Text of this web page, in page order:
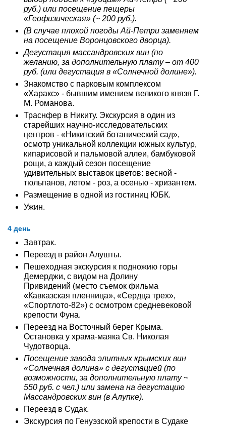
руб.) или посещение пещеры
«Геофизическая» (~ 200 руб.).
(В случае плохой погоды Ай-Петри заменяем
на посещение Воронцовского дворца).
Дегустация массандровских вин (по
желанию, за дополнительную плату – от 400
руб. (или дегустация в «Солнечной долине»).
Знакомство с парковым комплексом
«Харакс» - бывшим имением великого князя Г.
М. Романова.
Траснфер в Никиту. Экскурсия в один из
старейших научно-исследовательских
центров - «Никитский ботанический сад»,
осмотр уникальной коллекции южных культур,
кипарисовой и пальмовой аллеи, бамбуковой
рощи, а каждый сезон посещение
удивительных выставок цветов: весной -
тюльпанов, летом - роз, а осенью - хризантем.
Размещение в одной из гостиниц ЮБК.
Ужин.
4 день
Завтрак.
Переезд в район Алушты.
Пешеходная экскурсия к подножию горы
Демерджи, с видом на Долину
Привидений (место съемок фильма
«Кавказская пленница», «Сердца трех»,
«Спортлото-82») с осмотром средневековой
крепости Фуна.
Переезд на Восточный берег Крыма.
Остановка у храма-маяка Св. Николая
Чудотворца.
Посещение завода элитных крымских вин
«Солнечная долина» с дегустацией (по
возможности, за дополнительную плату ~
550 руб. с чел.) или замена на дегустацию
Массандровских вин (в Алупке).
Переезд в Судак.
Экскурсия по Генуэзской крепости в Судаке